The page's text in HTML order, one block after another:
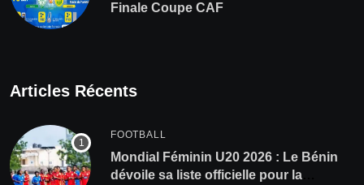
Finale Coupe CAF
Articles Récents
FOOTBALL
Mondial Féminin U20 2026 : Le Bénin
dévoile sa liste officielle pour la